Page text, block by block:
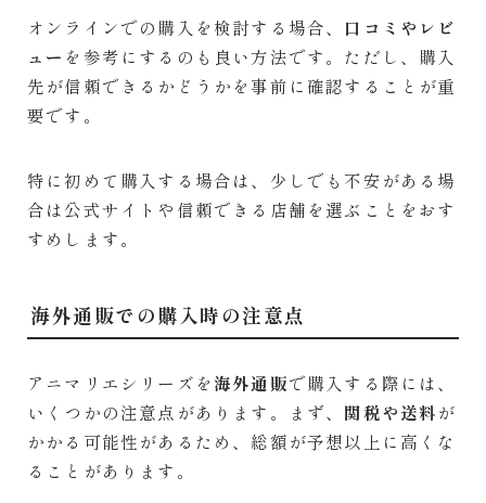
オンラインでの購入を検討する場合、 口コミやレビ
ュー を参考にするのも良い方法です。ただし、購入
先が信頼できるかどうかを事前に確認することが重
要です。
特に初めて購入する場合は、少しでも不安がある場
合は公式サイトや信頼できる店舗を選ぶことをおす
すめします。
海外通販での購入時の注意点
アニマリエシリーズを 海外通販で購入する際には、
いくつかの注意点があります。まず、 関税や送料が
かかる可能性があるため、総額が予想以上に高くな
ることがあります。